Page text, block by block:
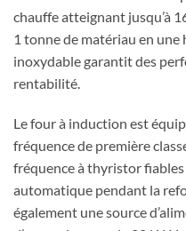
chauffe atteignant jusqu’à
1 tonne de matériau en une
inoxydable garantit des
rentabilité.
Le four à induction est
fréquence de première
fréquence à thyristor
automatique pendant la
également une source